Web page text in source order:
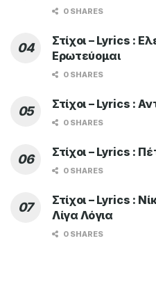
0 SHARES
Στίχοι – Lyrics :
Ερωτεύομαι
0 SHARES
Στίχοι – Lyrics :
0 SHARES
Στίχοι – Lyrics :
0 SHARES
Στίχοι – Lyrics :
Λίγα Λόγια
0 SHARES